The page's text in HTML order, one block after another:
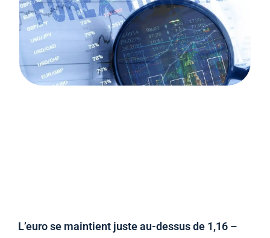
L’euro se maintient juste au-dessus de 1,16 –